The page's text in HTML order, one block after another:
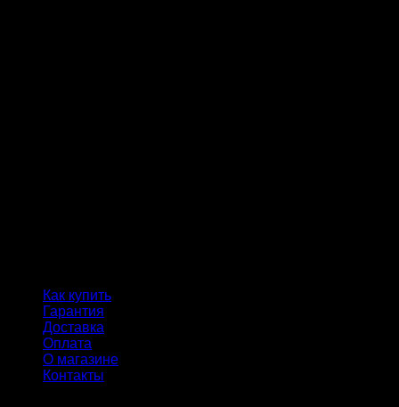
Как купить
Гарантия
Доставка
Оплата
О магазине
Контакты